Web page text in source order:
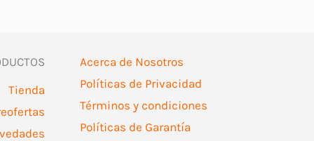
Tienda
Acerca de Nosotros
Políticas de Privacidad
Términos y condiciones
Políticas de Garantía